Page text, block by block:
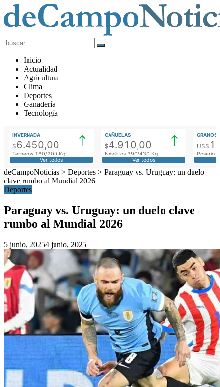
deCampoNoticias
Actualidad
Agropecuaria
Inicio
Actualidad
Agricultura
Clima
Deportes
Ganadería
Tecnología
INVERNADA
$6.450,00
Terneros 180/200 Kg
Ver todos
CAÑUELAS
$4.910,00
Novillitos 390/430 Kg
Ver todos
GRANOS
US$
Rosario
deCampoNoticias > Deportes > Paraguay vs. Uruguay: un duelo
clave rumbo al Mundial 2026
Deportes
Paraguay vs. Uruguay: un duelo clave
rumbo al Mundial 2026
5 junio, 20254 junio, 2025